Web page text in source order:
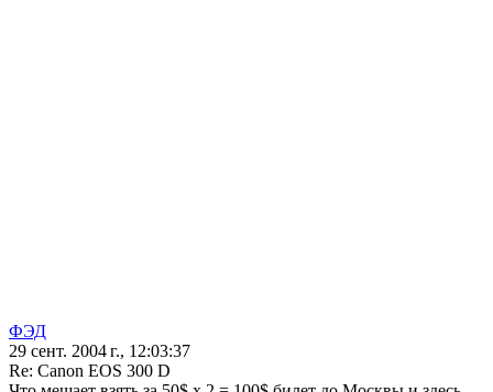
ФЭД
29 сент. 2004 г., 12:03:37
Re: Canon EOS 300 D